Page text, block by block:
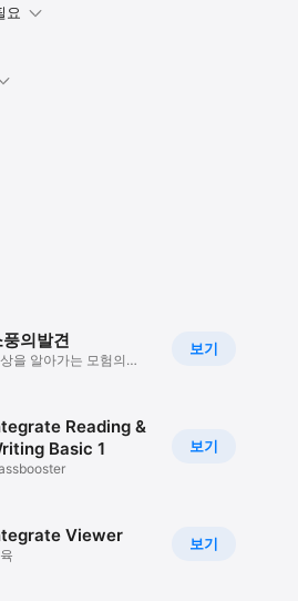
요
보기
풍의발견
을 알아가는 모험의
보기
Reading &
Basic 1
보기
Viewer